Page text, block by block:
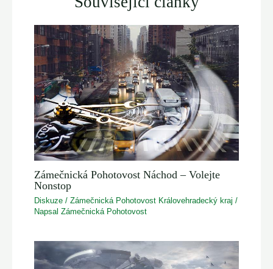
Zámečnická Pohotovost Náchod – Volejte
Nonstop
Diskuze /Zámečnická Pohotovost Královehradecký kraj /
NapsalZámečnická Pohotovost